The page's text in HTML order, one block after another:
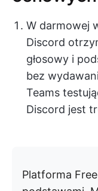
W darmowej
Discord
głosowy i
bez
Teams
Discord jest
Platforma